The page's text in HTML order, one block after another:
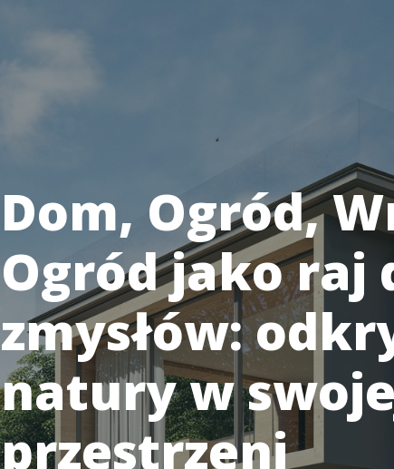
Dom, Ogród,
Ogród jako raj
zmysłów:
natury w
przestrzeni